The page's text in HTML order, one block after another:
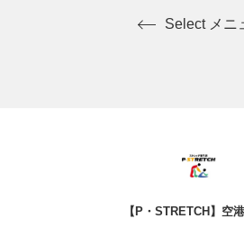
Select メニ
【P・STRETCH】空